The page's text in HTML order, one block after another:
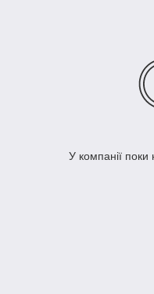
У компанії поки